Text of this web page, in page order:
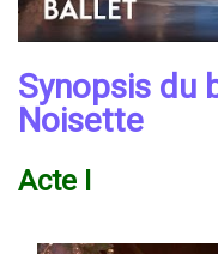
Synopsis du
Noisette
Acte I